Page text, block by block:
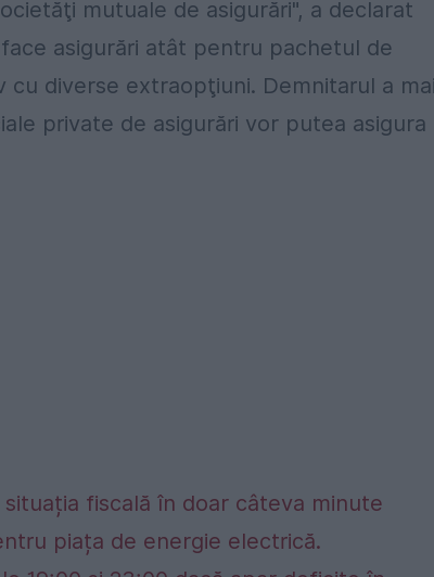
mutuale de asigurări", a declarat
asigurări atât pentru pachetul de
diverse extraopţiuni. Demnitarul a
private de asigurări vor putea asigura
fiscală în doar câteva minute
piața de energie electrică.